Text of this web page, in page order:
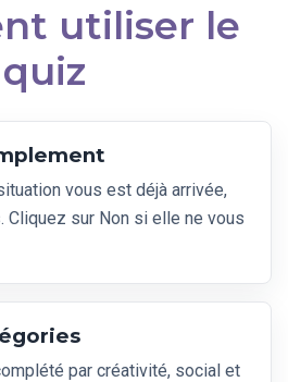
utiliser le
quiz
vous est déjà arrivée,
Cliquez sur Non si elle ne vous
par créativité, social et